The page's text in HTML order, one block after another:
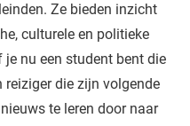
Ze bieden inzicht
culturele en politieke
nu een student bent die
die zijn volgende
te leren door naar